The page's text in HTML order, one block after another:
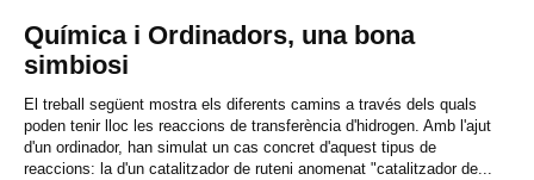
Química i Ordinadors, una bona
simbiosi
El treball següent mostra els diferents camins a través dels quals
poden tenir lloc les reaccions de transferència d'hidrogen. Amb l'ajut
d'un ordinador, han simulat un cas concret d'aquest tipus de
reaccions: la d'un catalitzador de ruteni anomenat "catalitzador de...